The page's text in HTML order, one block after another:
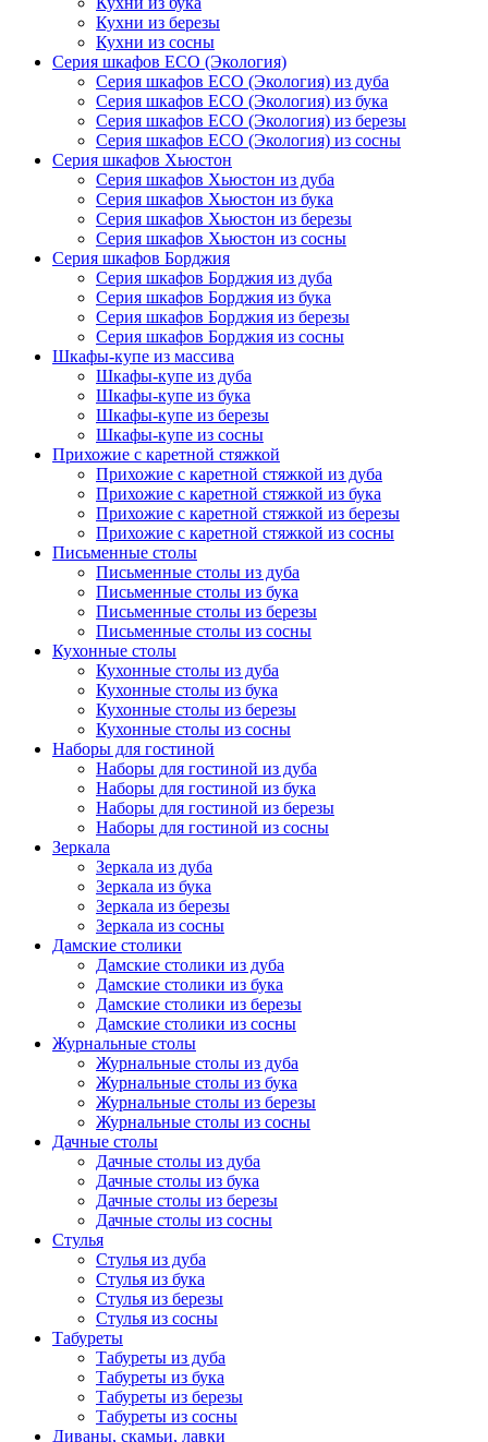
Кухни из березы
Кухни из сосны
Серия шкафов ECO (Экология)
Серия шкафов ECO (Экология) из дуба
Серия шкафов ECO (Экология) из бука
Серия шкафов ECO (Экология) из березы
Серия шкафов ECO (Экология) из сосны
Серия шкафов Хьюстон
Серия шкафов Хьюстон из дуба
Серия шкафов Хьюстон из бука
Серия шкафов Хьюстон из березы
Серия шкафов Хьюстон из сосны
Серия шкафов Борджия
Серия шкафов Борджия из дуба
Серия шкафов Борджия из бука
Серия шкафов Борджия из березы
Серия шкафов Борджия из сосны
Шкафы-купе из массива
Шкафы-купе из дуба
Шкафы-купе из бука
Шкафы-купе из березы
Шкафы-купе из сосны
Прихожие с каретной стяжкой
Прихожие с каретной стяжкой из дуба
Прихожие с каретной стяжкой из бука
Прихожие с каретной стяжкой из березы
Прихожие с каретной стяжкой из сосны
Письменные столы
Письменные столы из дуба
Письменные столы из бука
Письменные столы из березы
Письменные столы из сосны
Кухонные столы
Кухонные столы из дуба
Кухонные столы из бука
Кухонные столы из березы
Кухонные столы из сосны
Наборы для гостиной
Наборы для гостиной из дуба
Наборы для гостиной из бука
Наборы для гостиной из березы
Наборы для гостиной из сосны
Зеркала
Зеркала из дуба
Зеркала из бука
Зеркала из березы
Зеркала из сосны
Дамские столики
Дамские столики из дуба
Дамские столики из бука
Дамские столики из березы
Дамские столики из сосны
Журнальные столы
Журнальные столы из дуба
Журнальные столы из бука
Журнальные столы из березы
Журнальные столы из сосны
Дачные столы
Дачные столы из дуба
Дачные столы из бука
Дачные столы из березы
Дачные столы из сосны
Стулья
Стулья из дуба
Стулья из бука
Стулья из березы
Стулья из сосны
Табуреты
Табуреты из дуба
Табуреты из бука
Табуреты из березы
Табуреты из сосны
Диваны, скамьи, лавки